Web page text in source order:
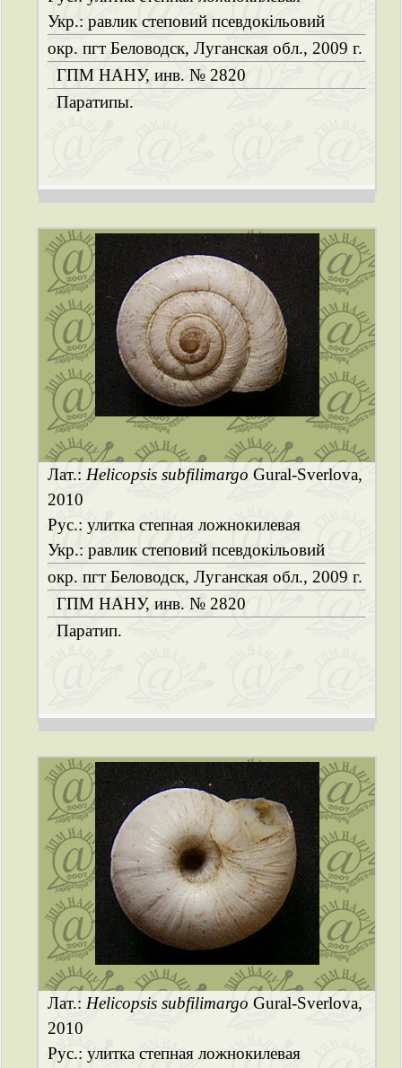
Укр.: равлик степовий псевдокільовий
окр. пгт Беловодск, Луганская обл., 2009 г.
ГПМ НАНУ, инв. № 2820
Паратипы.
Лат.: Helicopsis subfilimargo Gural-Sverlova,
2010
Рус.: улитка степная ложнокилевая
Укр.: равлик степовий псевдокільовий
окр. пгт Беловодск, Луганская обл., 2009 г.
ГПМ НАНУ, инв. № 2820
Паратип.
Лат.: Helicopsis subfilimargo Gural-Sverlova,
2010
Рус.: улитка степная ложнокилевая